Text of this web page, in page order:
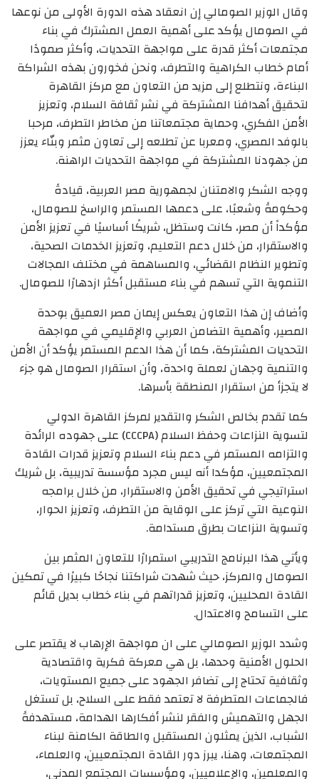
وقال الوزير الصومالي إن انعقاد هذه الدورة الأولى من نوعها
في الصومال يؤكد على أهمية العمل المشترك في بناء
مجتمعات أكثر قدرة على مواجهة التحديات، وأكثر صمودًا
أمام خطاب الكراهية والتطرف، ونحن فخورون بهذه الشراكة
البناءة، ونتطلع إلى مزيد من التعاون مع مركز القاهرة
لتحقيق أهدافنا المشتركة في نشر ثقافة السلام، وتعزيز
الأمن الفكري، وحماية مجتمعاتنا من مخاطر التطرف، مرحبا
بالوفد المصري، ومعربا عن تطلعه إلى تعاون مثمر وبنّاء يعزز
من جهودنا المشتركة في مواجهة التحديات الراهنة.
ووجه الشكر والامتنان لجمهورية مصر العربية، قيادةً
وحكومةً وشعبًا، على دعمها المستمر والراسخ للصومال،
مؤكداً أن مصر، كانت وستظل، شريكًا أساسيًا في تعزيز الأمن
والاستقرار، من خلال دعم التعليم، وتعزيز الخدمات الصحية،
وتطوير النظام القضائي، والمساهمة في مختلف المجالات
التنموية التي تسهم في بناء مستقبل أكثر ازدهارًا للصومال.
وأضاف إن هذا التعاون يعكس إيمان مصر العميق بوحدة
المصير، وأهمية التضامن العربي والإقليمي في مواجهة
التحديات المشتركة، كما أن هذا الدعم المستمر يؤكد أن الأمن
والتنمية وجهان لعملة واحدة، وأن استقرار الصومال هو جزء
لا يتجزأ من استقرار المنطقة بأسرها.
كما تقدم بخالص الشكر والتقدير لمركز القاهرة الدولي
لتسوية النزاعات وحفظ السلام (CCCPA) على جهوده الرائدة
والتزامه المستمر في دعم بناء السلام وتعزيز قدرات القادة
المجتمعيين، مؤكدا أنه ليس مجرد مؤسسة تدريبية، بل شريك
استراتيجي في تحقيق الأمن والاستقرار، من خلال برامجه
النوعية التي تركز على الوقاية من التطرف، وتعزيز الحوار،
وتسوية النزاعات بطرق مستدامة.
ويأتي هذا البرنامج التدريبي استمرارًا للتعاون المثمر بين
الصومال والمركز، حيث شهدت شراكتنا نجاحًا كبيرًا في تمكين
القادة المحليين، وتعزيز قدراتهم في بناء خطاب بديل قائم
على التسامح والاعتدال.
وشدد الوزير الصومالي على ان مواجهة الإرهاب لا يقتصر على
الحلول الأمنية وحدها، بل هي معركة فكرية واقتصادية
وثقافية تحتاج إلى تضافر الجهود على جميع المستويات،
فالجماعات المتطرفة لا تعتمد فقط على السلاح، بل تستغل
الجهل والتهميش والفقر لنشر أفكارها الهدامة، مستهدفةً
الشباب، الذين يمثلون المستقبل والطاقة الكامنة لبناء
المجتمعات، وهنا، يبرز دور القادة المجتمعيين، والعلماء،
والمعلمين، والإعلاميين، ومؤسسات المجتمع المدني،